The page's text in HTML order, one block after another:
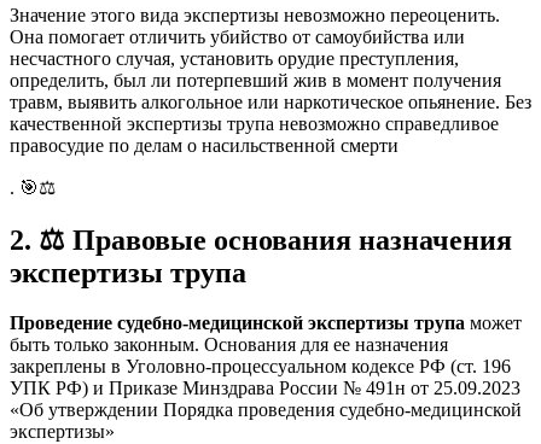
Значение этого вида экспертизы невозможно переоценить.
Она помогает отличить убийство от самоубийства или
несчастного случая, установить орудие преступления,
определить, был ли потерпевший жив в момент получения
травм, выявить алкогольное или наркотическое опьянение. Без
качественной экспертизы трупа невозможно справедливое
правосудие по делам о насильственной смерти
. 🎯⚖️
2. ⚖️ Правовые основания назначения
экспертизы трупа
Проведение судебно-медицинской экспертизы трупа может
быть только законным. Основания для ее назначения
закреплены в Уголовно-процессуальном кодексе РФ (ст. 196
УПК РФ) и Приказе Минздрава России № 491н от 25.09.2023
«Об утверждении Порядка проведения судебно-медицинской
экспертизы»